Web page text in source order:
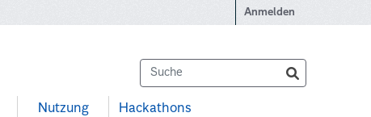
Anmelden
Nutzung Hackathons